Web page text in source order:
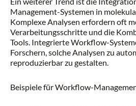
Management-Systemen in
Komplexe Analysen erfordern oft
Verarbeitungsschritte und die
Tools. Integrierte Workflow-
Forschern, solche Analysen zu
reproduzierbar zu gestalten.
Beispiele für Workflow-